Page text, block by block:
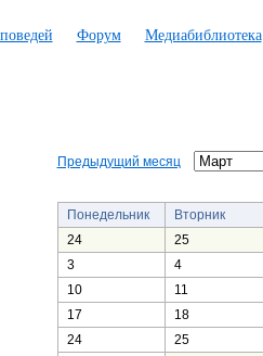
Форум Медиабиблиотека
Предыдущий месяц
Понедельник
Вторник
24
25
3
4
10
11
17
18
24
25